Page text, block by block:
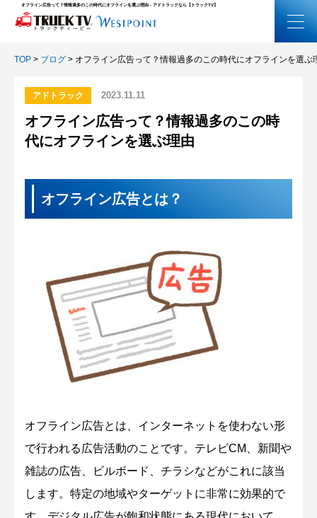
オフライン広告って？情報過多のこの時代にオフラインを選ぶ理由 - アドトラックなら【トラックTV】
TOP > ブログ > オフライン広告って？情報過多のこの時代にオフラインを選ぶ
アドトラック 2023.11.11
オフライン広告って？情報過多のこの時
代にオフラインを選ぶ理由
オフライン広告とは？
オフライン広告とは、インターネットを使わない形
で行われる広告活動のことです。テレビCM、新聞や
雑誌の広告、ビルボード、チラシなどがこれに該当
します。特定の地域やターゲットに非常に効果的で